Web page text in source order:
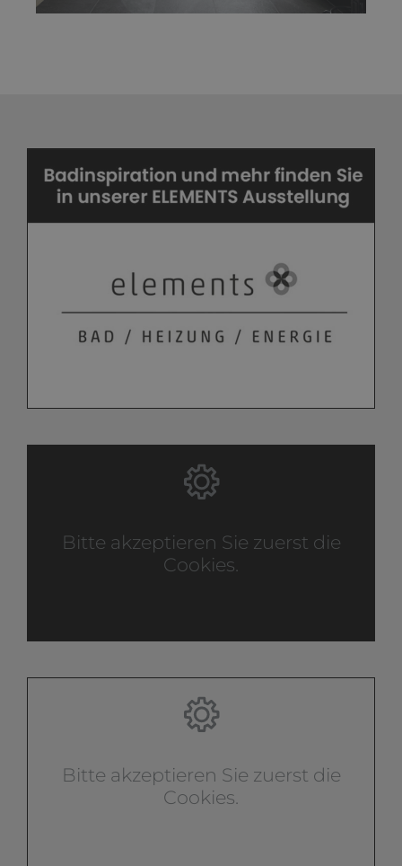
Bitte akzeptieren Sie zuerst die
Cookies.
Bitte akzeptieren Sie zuerst die
Cookies.